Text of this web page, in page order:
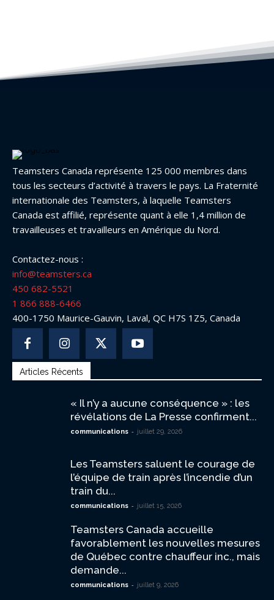
Teamsters Canada représente 125 000 membres dans
tous les secteurs d’activité à travers le pays. La Fraternité
internationale des Teamsters, à laquelle Teamsters
Canada est affilié, représente quant à elle 1,4 million de
travailleuses et travailleurs en Amérique du Nord.
Contactez-nous :
info@teamsters.ca
450 682-5521
1 866 888-6466
400-1750 Maurice-Gauvin, Laval, QC H7S 1Z5, Canada
Articles Récents
« Il n’y a aucune conséquence » : les
révélations de La Presse confirment...
communications - juillet 29, 2026
Les Teamsters saluent le courage de
l’équipe de train après l’incendie d’un
train du...
communications - juillet 15, 2026
Teamsters Canada accueille
favorablement les nouvelles mesures
de Québec contre chauffeur inc., mais
demande...
communications - juillet 9, 2026